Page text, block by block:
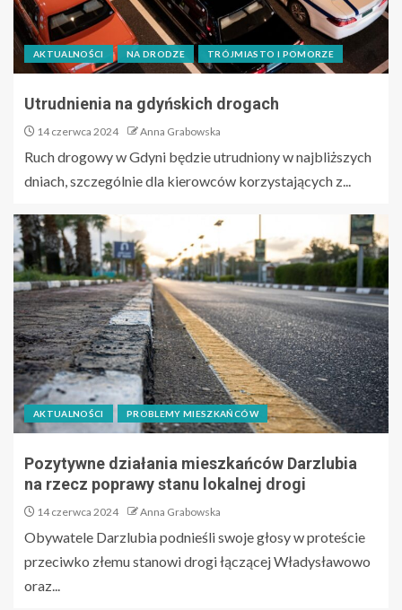
AKTUALNOŚCI NA DRODZE TRÓJMIASTO I POMORZE
Utrudnienia na gdyńskich drogach
14 czerwca 2024 Anna Grabowska
Ruch drogowy w Gdyni będzie utrudniony w najbliższych
dniach, szczególnie dla kierowców korzystających z...
AKTUALNOŚCI PROBLEMY MIESZKAŃCÓW
Pozytywne działania mieszkańców Darzlubia
na rzecz poprawy stanu lokalnej drogi
14 czerwca 2024 Anna Grabowska
Obywatele Darzlubia podnieśli swoje głosy w proteście
przeciwko złemu stanowi drogi łączącej Władysławowo
oraz...